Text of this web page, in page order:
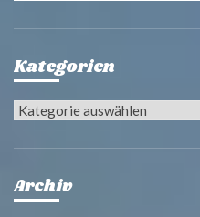
Kategorien
Kategorien
Archiv